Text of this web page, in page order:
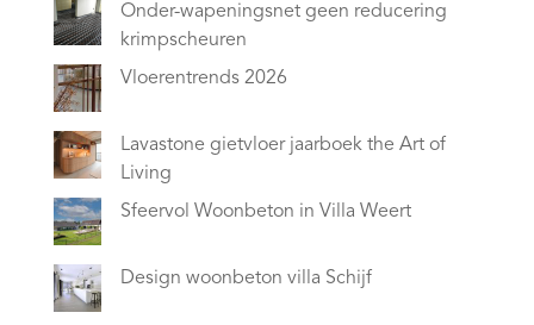
Onder-wapeningsnet geen reducering
krimpscheuren
Vloerentrends 2026
Lavastone gietvloer jaarboek the Art of
Living
Sfeervol Woonbeton in Villa Weert
Design woonbeton villa Schijf